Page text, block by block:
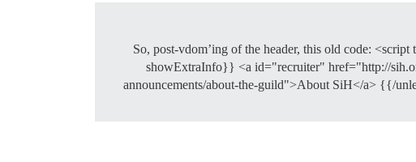
So, post-vdom’ing of the header, this old code:
showExtraInfo}} <a id="recruiter" href="http://
announcements/about-the-guild">About SiH</a> {{/